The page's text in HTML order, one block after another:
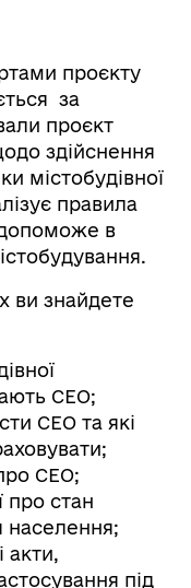
проєкту
за
проєкт
здійснення
містобудівної
правила
допоможе в
ви знайдете
СЕО;
СЕО та які
СЕО;
про стан
населення;
акти,
під